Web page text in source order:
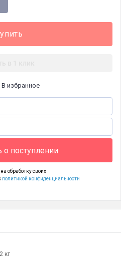
В избранное
поступлении
обработку своих
политикой конфиденциальности
кг